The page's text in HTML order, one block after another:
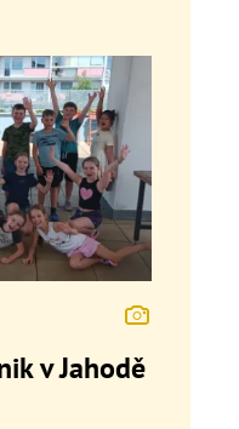
v Jahodě